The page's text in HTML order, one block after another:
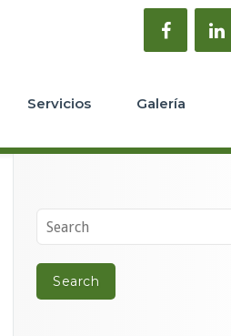
Servicios Galería